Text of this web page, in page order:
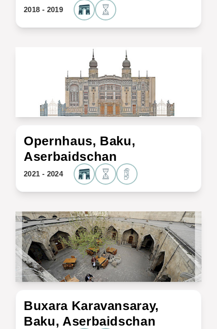
2018 - 2019
Opernhaus, Baku,
Aserbaidschan
2021 - 2024
Buxara Karavansaray,
Baku, Aserbaidschan